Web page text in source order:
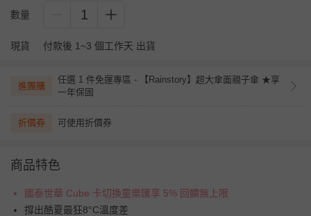
數量 1
現貨 付款後 1~3 個工作天 出貨
進團購
任選 1 件免運專區 - 【Rainstory】超大傘面親子傘 ★享
一年保固
折價券 可使用折價券
商品特色
國泰世華 Cube 卡切換童樂匯享 5% 回饋無上限
撐出酷夏最狂8°C溫度差